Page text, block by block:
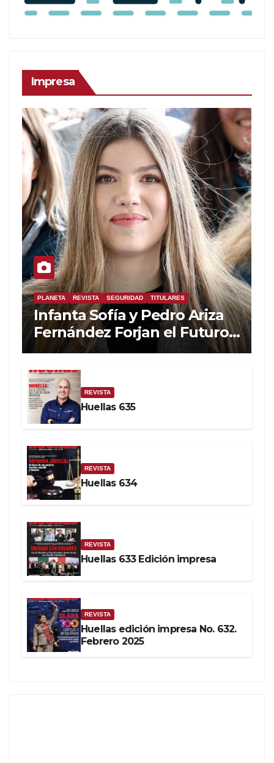
Impresa
PLANETA REVISTA SEGURIDAD TITULARES
Infanta Sofía y Pedro Ariza
Fernández Forjan el Futuro
de la Soberanía Real
REVISTA
Huellas 635
REVISTA
Huellas 634
REVISTA
Huellas 633 Edición impresa
REVISTA
Huellas edición impresa No. 632.
Febrero 2025